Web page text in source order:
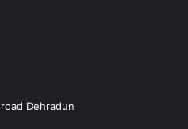
Dehradun